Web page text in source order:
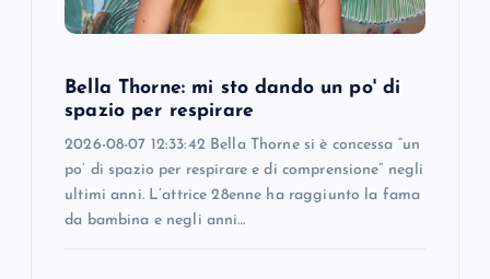
Bella Thorne: mi sto dando un po' di
spazio per respirare
2026-08-07 12:33:42 Bella Thorne si è concessa “un
po’ di spazio per respirare e di comprensione” negli
ultimi anni. L’attrice 28enne ha raggiunto la fama
da bambina e negli anni…